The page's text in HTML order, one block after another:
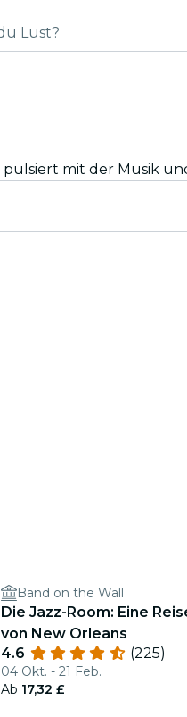
Band on the Wall
Die Jazz-Room: Eine
von New Orleans
4.6
(225)
04 Okt. - 21 Feb.
Ab 17,32 £